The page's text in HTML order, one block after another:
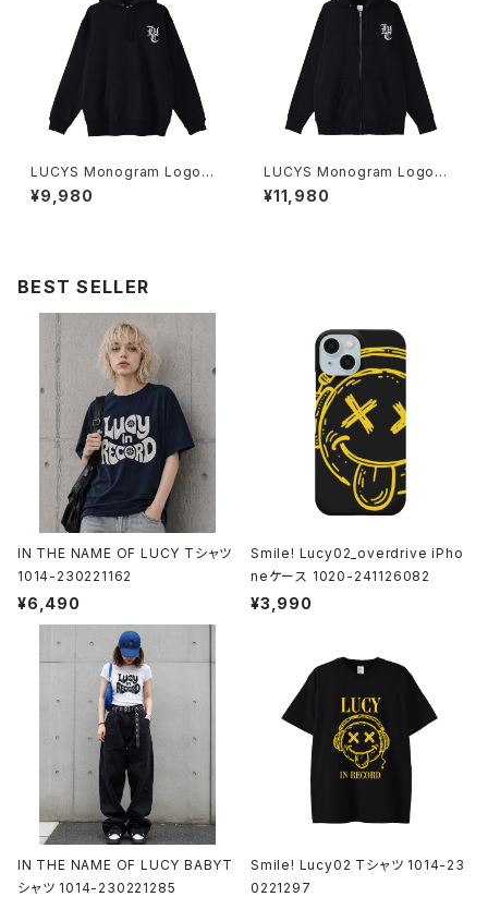
LUCYS Monogram Logoプ
ルオーバーパーカー 1014-230
221321
¥9,980
LUCYS Monogram Logoフ
ルジップパーカー 1014-23022
1323
¥11,980
BEST SELLER
IN THE NAME OF LUCY Tシャツ
1014-230221162
¥6,490
Smile! Lucy02_overdrive iPho
neケース 1020-241126082
¥3,990
IN THE NAME OF LUCY BABYT
シャツ 1014-230221285
Smile! Lucy02 Tシャツ 1014-23
0221297